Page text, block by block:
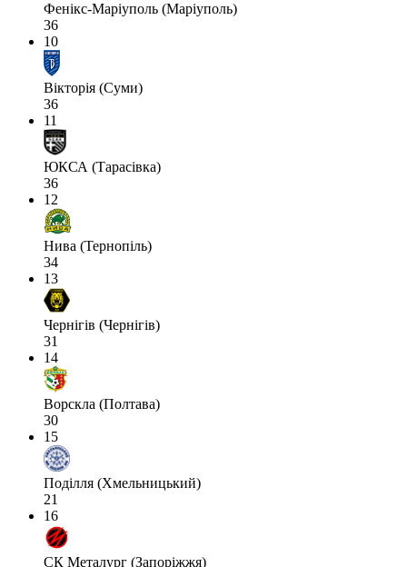
Фенікс-Маріуполь (Маріуполь)
36
10
Вікторія (Суми)
36
11
ЮКСА (Тарасівка)
36
12
Нива (Тернопіль)
34
13
Чернігів (Чернігів)
31
14
Ворскла (Полтава)
30
15
Поділля (Хмельницький)
21
16
СК Металург (Запоріжжя)